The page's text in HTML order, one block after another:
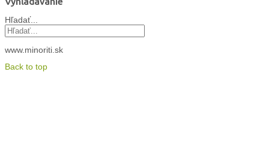
Hľadať...
www.minoriti.sk
Back to top